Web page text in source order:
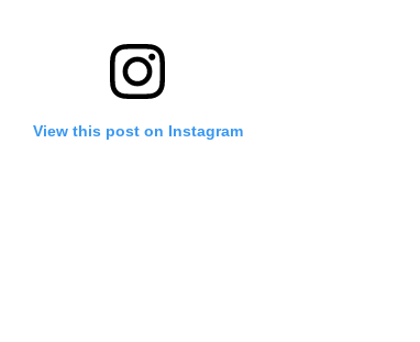
View this post on Instagram